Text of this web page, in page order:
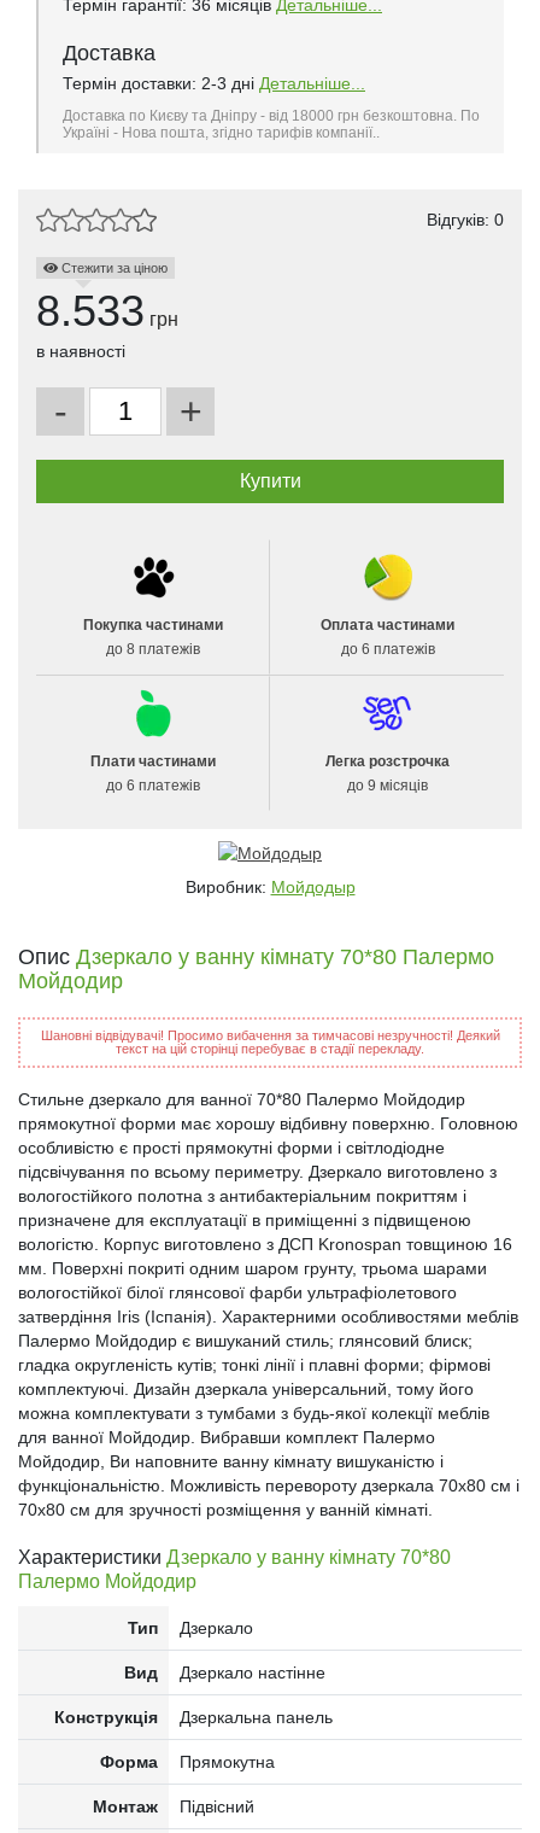
Термін гарантії: 36 місяців Детальніше...
Доставка
Термін доставки: 2-3 дні Детальніше...
Доставка по Києву та Дніпру - від 18000 грн безкоштовна. По
Україні - Нова пошта, згідно тарифів компанії..
Відгуків: 0
Стежити за ціною
8.533 грн
в наявності
- +
Покупка частинами
до 8 платежів
Оплата частинами
до 6 платежів
Плати частинами
до 6 платежів
Легка розстрочка
до 9 місяців
Виробник: Мойдодыр
Опис Дзеркало у ванну кімнату 70*80 Палермо
Мойдодир
Шановні відвідувачі! Просимо вибачення за тимчасові незручності! Деякий
текст на цій сторінці перебуває в стадії перекладу.
Стильне дзеркало для ванної 70*80 Палермо Мойдодир
прямокутної форми має хорошу відбивну поверхню. Головною
особливістю є прості прямокутні форми і світлодіодне
підсвічування по всьому периметру. Дзеркало виготовлено з
вологостійкого полотна з антибактеріальним покриттям і
призначене для експлуатації в приміщенні з підвищеною
вологістю. Корпус виготовлено з ДСП Kronospan товщиною 16
мм. Поверхні покриті одним шаром грунту, трьома шарами
вологостійкої білої глянсової фарби ультрафіолетового
затвердіння Iris (Іспанія). Характерними особливостями меблів
Палермо Мойдодир є вишуканий стиль; глянсовий блиск;
гладка округленість кутів; тонкі лінії і плавні форми; фірмові
комплектуючі. Дизайн дзеркала універсальний, тому його
можна комплектувати з тумбами з будь-якої колекції меблів
для ванної Мойдодир. Вибравши комплект Палермо
Мойдодир, Ви наповните ванну кімнату вишуканістю і
функціональністю. Можливість перевороту дзеркала 70х80 см і
70х80 см для зручності розміщення у ванній кімнаті.
Характеристики Дзеркало у ванну кімнату 70*80
Палермо Мойдодир
Тип Дзеркало
Вид Дзеркало настінне
Конструкція Дзеркальна панель
Форма Прямокутна
Монтаж Підвісний